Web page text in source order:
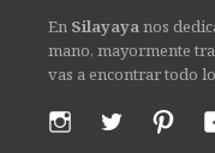
En Silayayanos
mano, mayormente
vas a encontrar todo